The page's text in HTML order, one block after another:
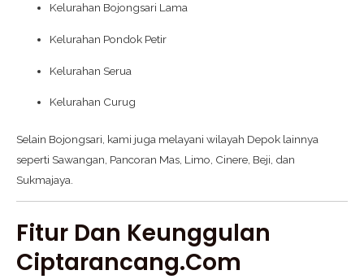
Kelurahan Bojongsari Lama
Kelurahan Pondok Petir
Kelurahan Serua
Kelurahan Curug
Selain Bojongsari, kami juga melayani wilayah Depok lainnya
seperti Sawangan, Pancoran Mas, Limo, Cinere, Beji, dan
Sukmajaya.
Fitur Dan Keunggulan
Ciptarancang.com